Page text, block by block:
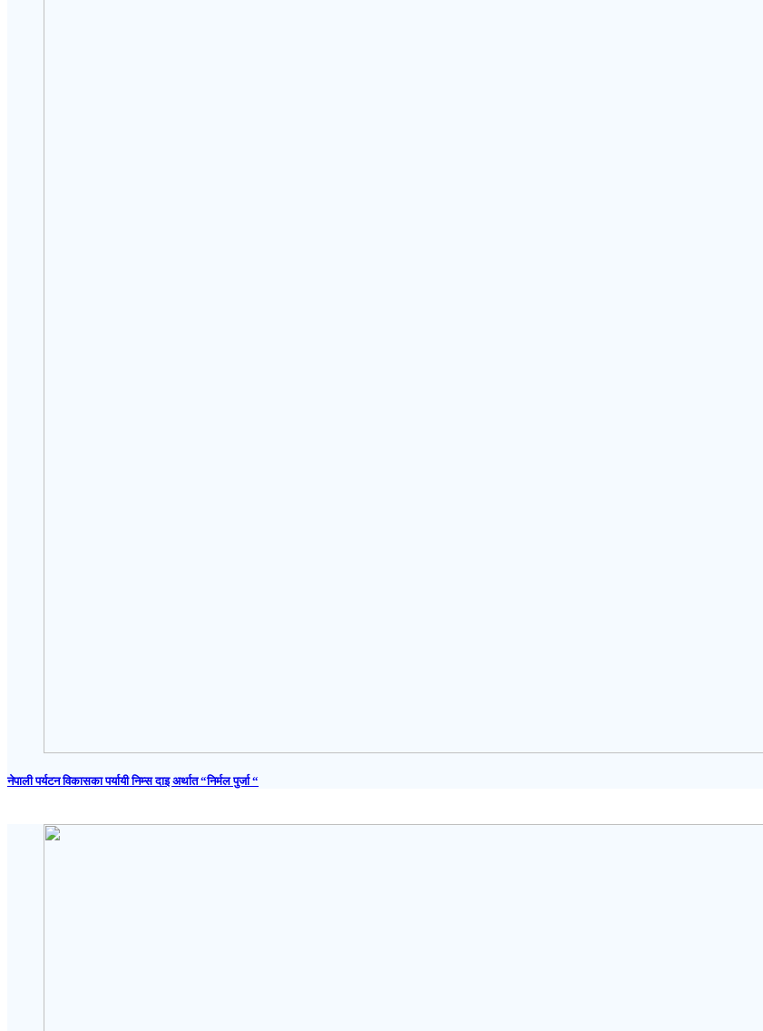
नेपाली पर्यटन विकासका पर्यायी निम्स दाइ अर्थात “निर्मल पुर्जा “